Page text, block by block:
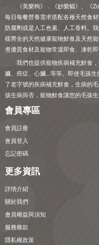
《美樂狗》．《妙樂貓》、《
每日每餐營養需求搭配各種天然食
防腐劑或是人工色素、人工香料。
樣齊全的天然健康寵物鮮食及天然
煮優質食材及寵物常溫即食、凍乾即
我們也提供寵物疾病補充鮮食
臟、癌症、心臟...等等。即使毛孩
了老字號的疾病補充鮮食，生病的
孩生病與否，寵物鮮食讓您的毛孩生
會員專區
會員註冊
會員登入
忘記密碼
更多資訊
詳情介紹
關於我們
會員權益與須知
服務條款
隱私權政策